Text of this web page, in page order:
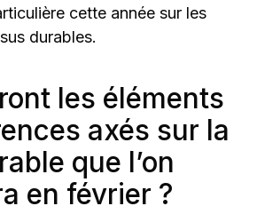
cette année sur les
durables.
les éléments
axés sur la
que l’on
en février ?